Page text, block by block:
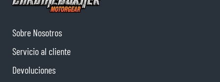
Sobre Nosotros
Servicio al cliente
Devoluciones